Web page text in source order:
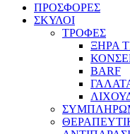
ΠΡΟΣΦΟΡΕΣ
ΣΚΥΛΟΙ
ΤΡΟΦΕΣ
ΞΗΡΑ
BARF